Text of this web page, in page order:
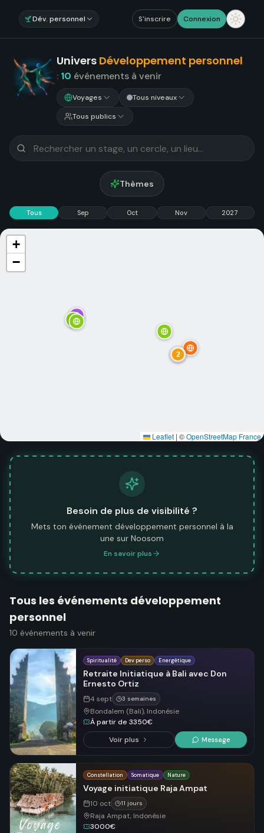
Dév. personnel S'inscrire Connexion
Univers Développement personnel
: 10 événements à venir
Voyages
Tous niveaux
Tous publics
Thèmes
Tous Sep Oct Nov 2027
2
+
−
Leaflet | ©OpenStreetMap France
Besoin de plus de visibilité ?
Mets ton événement développement personnel à la
une sur Noosom
En savoir plus
Tous les événements développement
personnel
10 événements à venir
Spiritualité Dev perso Energétique
Retraite Initiatique à Bali avec Don
Ernesto Ortiz
4 sept 3 semaines
Bondalem (Bali), Indonésie
À partir de 3350€
Voir plus
Message
Constellation Somatique Nature
Voyage initiatique Raja Ampat
10 oct 11 jours
Raja Ampat, Indonésie
3000€